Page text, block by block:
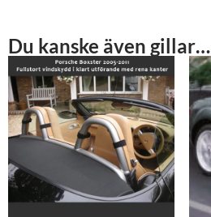
Du kanske även gillar…